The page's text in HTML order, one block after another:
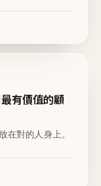
有價值的顧
在對的人身上。